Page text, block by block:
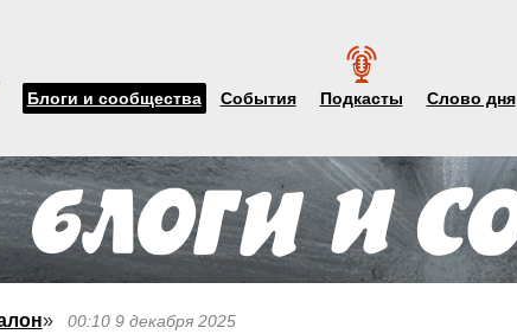
Блоги и сообщества События Подкасты Слово дня
» 00:10 9 декабря 2025